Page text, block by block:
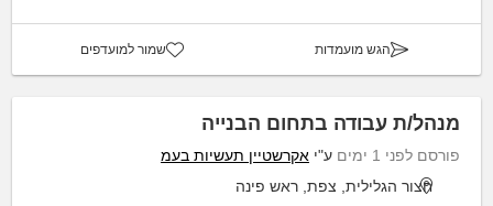
הגש מועמדות שמור למועדפים
מנהל/ת עבודה בתחום הבנייה
פורסם לפני 1 ימים ע"י אקרשטיין תעשיות בעמ
חצור הגלילית, צפת, ראש פינה